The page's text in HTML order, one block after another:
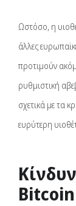
Ωστόσο, η
άλλες
προτιμούν
ρυθμιστική
σχετικά με τα
ευρύτερη
Bitcoin